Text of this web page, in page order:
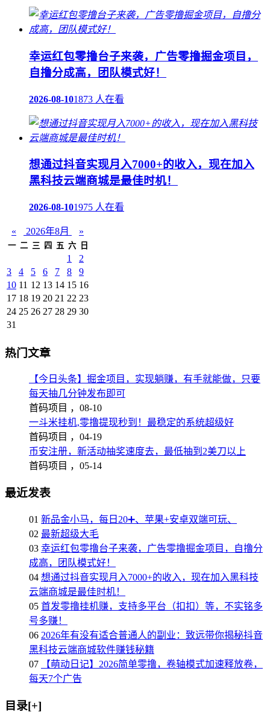
幸运红包零撸台子来袭，广告零撸掘金项目，
自撸分成高，团队模式好！
2026-08-101873 人在看
想通过抖音实现月入7000+的收入，现在加入
黑科技云端商城是最佳时机！
2026-08-101975 人在看
« 2026年8月 »
一 二 三 四 五 六 日
1
2
3
4 5 6 7 8
9
10 11 12 13 14 15 16
17 18 19 20 21 22 23
24 25 26 27 28 29 30
31
热门文章
【今日头条】掘金项目，实现躺赚，有手就能做，只要
每天抽几分钟发布即可
首码项目 ， 08-10
一斗米挂机,零撸提现秒到！最稳定的系统超级好
首码项目 ， 04-19
币安注册，新活动抽奖速度去，最低抽到2美刀以上
首码项目 ， 05-14
最近发表
01 新品金小马，每日20➕、苹果+安卓双端可玩、
02 最新超级大毛
03 幸运红包零撸台子来袭，广告零撸掘金项目，自撸分
成高，团队模式好！
04 想通过抖音实现月入7000+的收入，现在加入黑科技
云端商城是最佳时机！
05 首发零撸挂机赚，支持多平台（扣扣）等，不实铭多
号多赚！
06 2026年有没有适合普通人的副业：致远带你揭秘抖音
黑科技云端商城软件赚钱秘籍
07
【萌动日记】2026简单零撸，卷轴模式加速释放卷，
每天7个广告
目录[+]